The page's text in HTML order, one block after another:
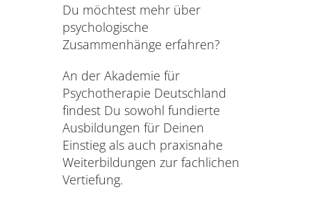
Du möchtest mehr über
psychologische
Zusammenhänge erfahren?
An der Akademie für
Psychotherapie Deutschland
findest Du sowohl fundierte
Ausbildungen für Deinen
Einstieg als auch praxisnahe
Weiterbildungen zur fachlichen
Vertiefung.